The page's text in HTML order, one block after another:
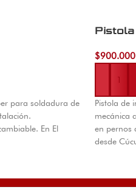
para soldadura de
En El
$900.000
Añadir al
Pistola de
mecánica
en pernos
desde